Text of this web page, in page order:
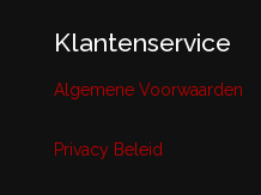
Klantenservice
Algemene Voorwaarden
Privacy Beleid